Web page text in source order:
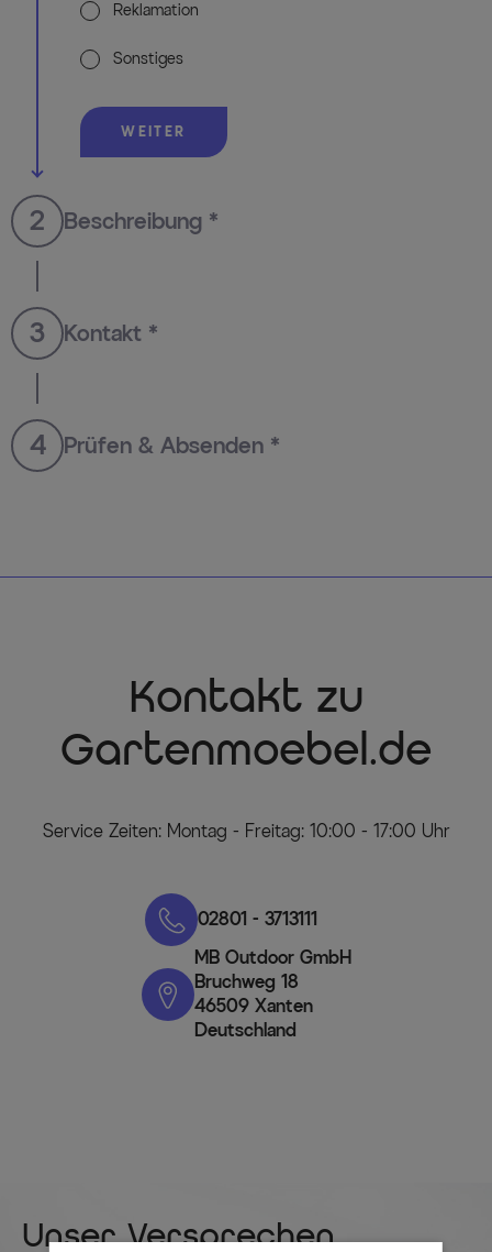
Reklamation
Sonstiges
WEITER
2 Beschreibung *
3 Kontakt *
4 Prüfen & Absenden *
Kontakt zu
Gartenmoebel.de
Service Zeiten: Montag - Freitag: 10:00 - 17:00 Uhr
02801 - 3713111
MB Outdoor GmbH
Bruchweg 18
46509 Xanten
Deutschland
Unser Versprechen